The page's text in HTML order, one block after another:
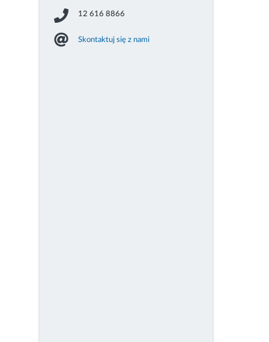
12 616 8866
Skontaktuj się z nami